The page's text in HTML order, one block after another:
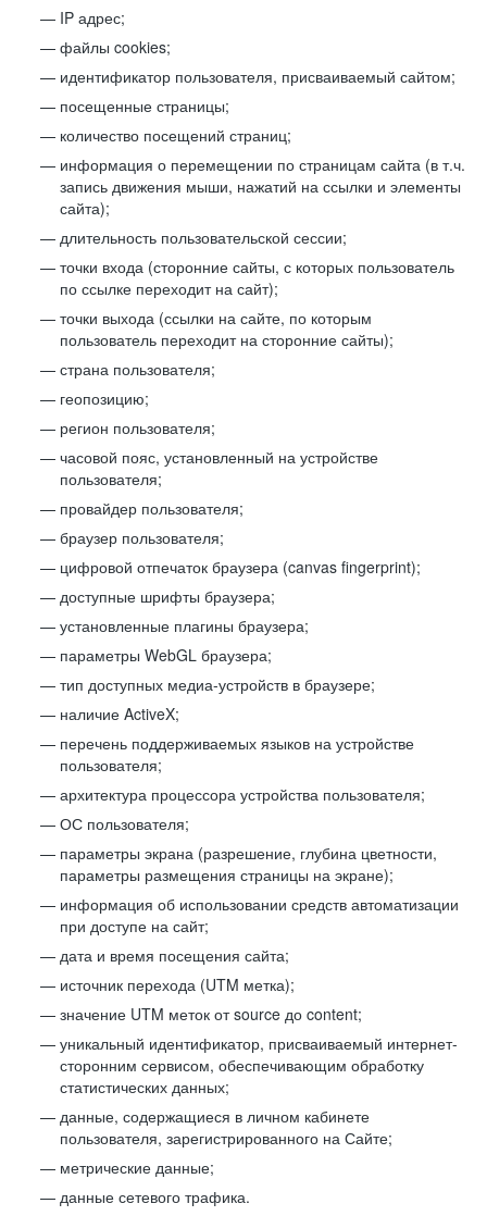
IP адрес;
файлы cookies;
идентификатор пользователя, присваиваемый сайтом;
посещенные страницы;
количество посещений страниц;
информация о перемещении по страницам сайта (в т.ч.
запись движения мыши, нажатий на ссылки и элементы
сайта);
длительность пользовательской сессии;
точки входа (сторонние сайты, с которых пользователь
по ссылке переходит на сайт);
точки выхода (ссылки на сайте, по которым
пользователь переходит на сторонние сайты);
страна пользователя;
геопозицию;
регион пользователя;
часовой пояс, установленный на устройстве
пользователя;
провайдер пользователя;
браузер пользователя;
цифровой отпечаток браузера (canvas fingerprint);
доступные шрифты браузера;
установленные плагины браузера;
параметры WebGL браузера;
тип доступных медиа-устройств в браузере;
наличие ActiveX;
перечень поддерживаемых языков на устройстве
пользователя;
архитектура процессора устройства пользователя;
ОС пользователя;
параметры экрана (разрешение, глубина цветности,
параметры размещения страницы на экране);
информация об использовании средств автоматизации
при доступе на сайт;
дата и время посещения сайта;
источник перехода (UTM метка);
значение UTM меток от source до content;
уникальный идентификатор, присваиваемый интернет-
сторонним сервисом, обеспечивающим обработку
статистических данных;
данные, содержащиеся в личном кабинете
пользователя, зарегистрированного на Сайте;
метрические данные;
данные сетевого трафика.